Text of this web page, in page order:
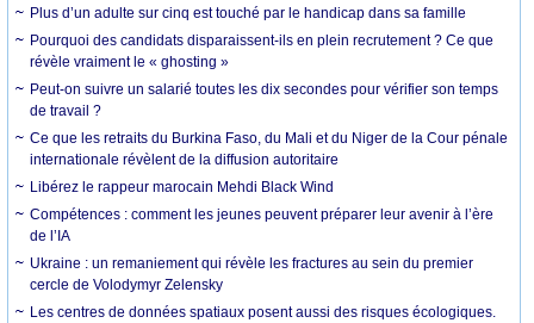
Plus d’un adulte sur cinq est touché par le handicap dans sa famille
Pourquoi des candidats disparaissent-ils en plein recrutement ? Ce que
révèle vraiment le « ghosting »
Peut-on suivre un salarié toutes les dix secondes pour vérifier son temps
de travail ?
Ce que les retraits du Burkina Faso, du Mali et du Niger de la Cour pénale
internationale révèlent de la diffusion autoritaire
Libérez le rappeur marocain Mehdi Black Wind
Compétences : comment les jeunes peuvent préparer leur avenir à l’ère
de l’IA
Ukraine : un remaniement qui révèle les fractures au sein du premier
cercle de Volodymyr Zelensky
Les centres de données spatiaux posent aussi des risques écologiques.